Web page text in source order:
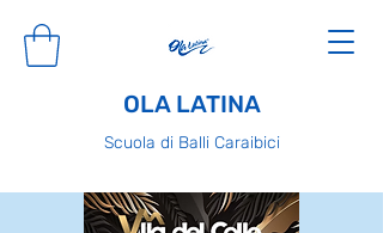
OLA LATINA
Scuola di Balli Caraibici